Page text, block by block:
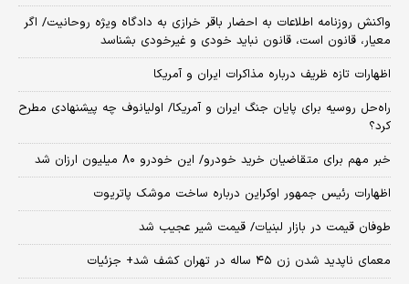
واکنش روزنامه اطلاعات به احضار باقر خرازی به دادگاه ویژه روحانیت/ اگر
معیار، قانون است، قانون نباید خودی و غیرخودی بشناسد
اظهارات تازه ظریف درباره مذاکرات ایران و آمریکا
راه‌حل روسیه برای پایان جنگ ایران و آمریکا/ اولیانوف چه پیشنهادی مطرح
کرد؟
خبر مهم برای متقاضیان خرید خودرو/ این خودرو ۸۰ میلیون ارزان شد
اظهارات رئیس جمهور اوکراین درباره ساخت موشک پاتریوت
طوفان قیمت در بازار لبنیات/ قیمت شیر عجیب شد
معمای ناپدید شدن زن ۴۵ ساله در تهران کشف شد+ جزئیات